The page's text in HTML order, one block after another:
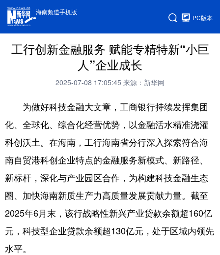
海南频道手机版
PC版本
工行创新金融服务 赋能专精特新“小巨
人”企业成长
2025-07-08 17:05:45 来源：新华网
为做好科技金融大文章，工商银行持续发挥集团
化、全球化、综合化经营优势，以金融活水精准浇灌
科创沃土。在海南，工行海南省分行深入探索符合海
南自贸港科创企业特点的金融服务新模式、新路径、
新标杆，深化与产业园区合作，为构建科技金融生态
圈、加快海南新质生产力高质量发展贡献力量。截至
2025年6月末，该行战略性新兴产业贷款余额超160亿
元，科技型企业贷款余额超130亿元，处于区域内领先
水平。